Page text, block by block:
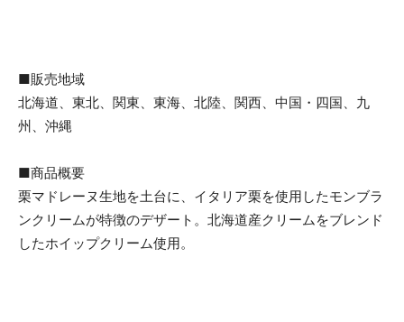
■販売地域
北海道、東北、関東、東海、北陸、関西、中国・四国、九
州、沖縄
■商品概要
栗マドレーヌ生地を土台に、イタリア栗を使用したモンブラ
ンクリームが特徴のデザート。北海道産クリームをブレンド
したホイップクリーム使用。